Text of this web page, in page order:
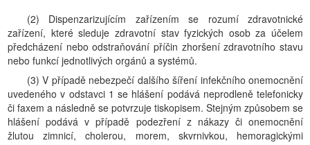
(2) Dispenzarizujícím zařízením se rozumí zdravotnické
zařízení, které sleduje zdravotní stav fyzických osob za účelem
předcházení nebo odstraňování příčin zhoršení zdravotního stavu
nebo funkcí jednotlivých orgánů a systémů.
(3) V případě nebezpečí dalšího šíření infekčního onemocnění
uvedeného v odstavci 1 se hlášení podává neprodleně telefonicky
či faxem a následně se potvrzuje tiskopisem. Stejným způsobem se
hlášení podává v případě podezření z nákazy či onemocnění
žlutou zimnicí, cholerou, morem, skvrnivkou, hemoragickými